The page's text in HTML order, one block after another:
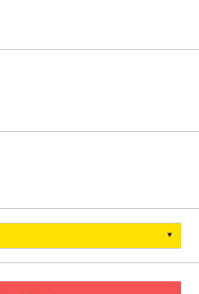
身幅 肩幅
袖丈
65 56
55
69 60
56.5